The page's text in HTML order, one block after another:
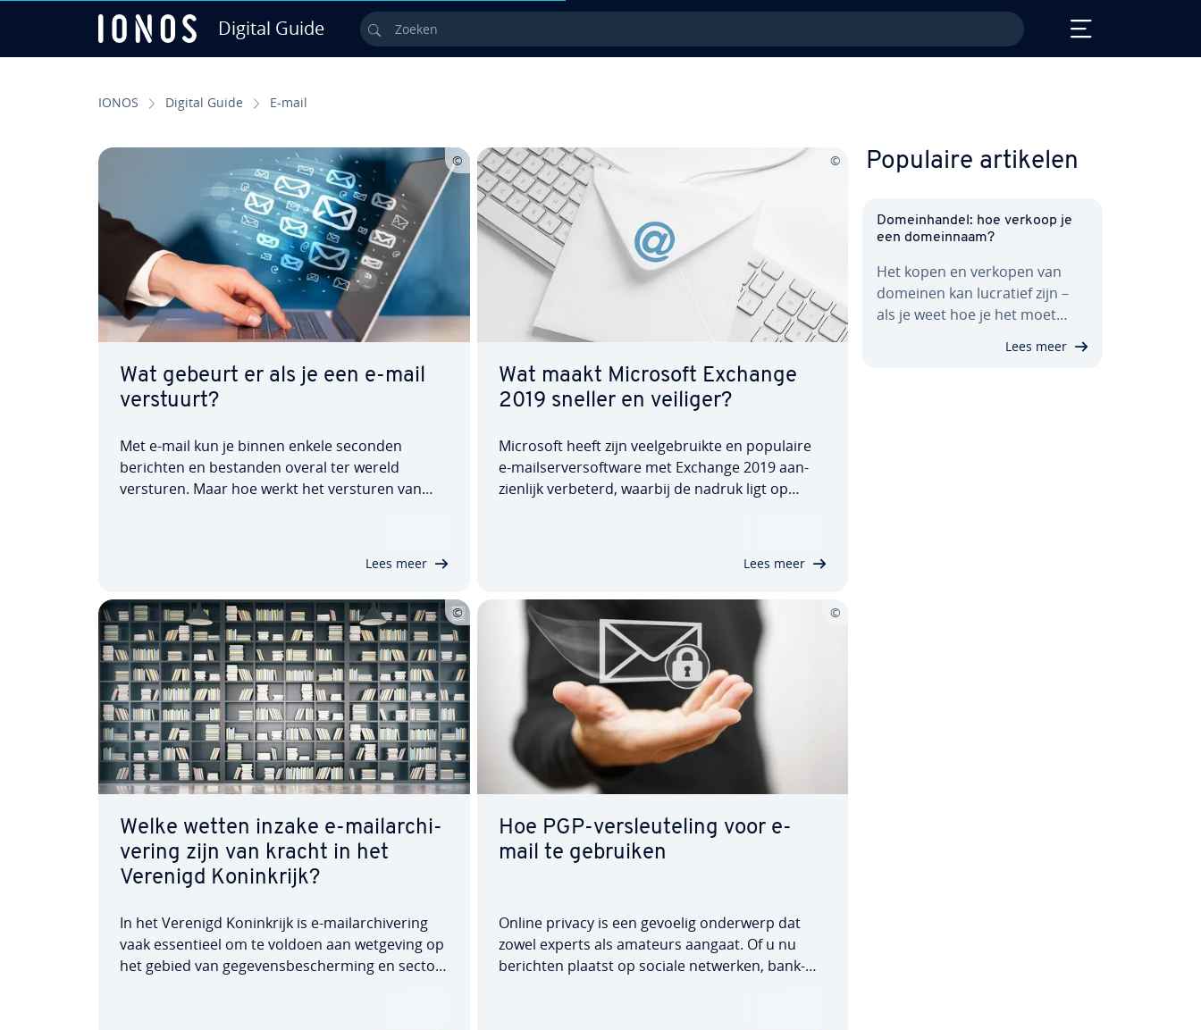
Digital Guide Zoeken
IONOS Digital Guide E-mail
Wat gebeurt er als je een e-mail
verstuurt?
Met e-mail kun je binnen enkele seconden
berichten en bestanden overal ter wereld
versturen. Maar hoe werkt het versturen van
Lees meer
Wat maakt Microsoft Exchange
2019 sneller en veiliger?
Microsoft heeft zijn veel­ge­bruik­te en populaire
e-mail­ser­ver­soft­wa­re met Exchange 2019 aan­
zien­lijk verbeterd, waarbij de nadruk ligt op
Lees meer
Welke wetten inzake e-mai­lar­chi­
ve­ring zijn van kracht in het
Verenigd Ko­nink­rijk?
In het Verenigd Ko­nink­rijk is e-mai­lar­chi­ve­ring
vaak es­sen­ti­eel om te voldoen aan wetgeving op
het gebied van ge­ge­vens­be­scher­ming en sec­tor­
Hoe PGP-ver­sleu­te­ling voor e-
mail te gebruiken
Online privacy is een gevoelig onderwerp dat
zowel experts als amateurs aangaat. Of u nu
berichten plaatst op sociale netwerken, bank­
Populaire artikelen
Do­mein­han­del: hoe verkoop je
een do­mein­naam?
Het kopen en verkopen van
domeinen kan lucratief zijn –
als je weet hoe je het moet…
Lees meer